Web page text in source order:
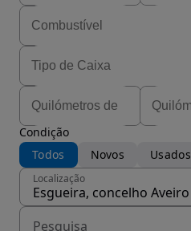
Condição
Todos
Novos Usados
Localização
Esgueira, concelho Aveiro